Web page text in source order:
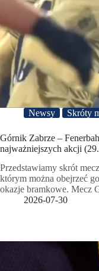
Newsy Skróty
Górnik Zabrze –
najważniejszych akcji
Przedstawiamy skrót
którym można obejrzeć
okazje bramkowe. Mecz
2026-07-30